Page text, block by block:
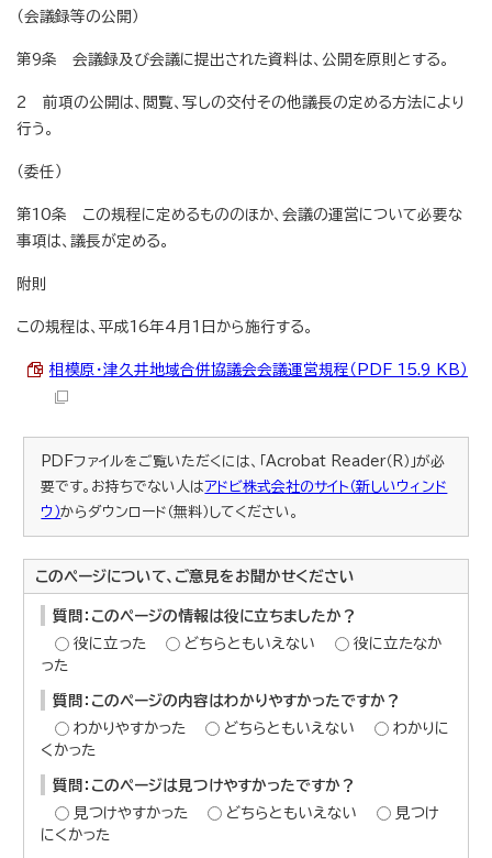
（会議録等の公開）
第9条 会議録及び会議に提出された資料は、公開を原則とする。
2 前項の公開は、閲覧、写しの交付その他議長の定める方法により
行う。
（委任）
第10条 この規程に定めるもののほか、会議の運営について必要な
事項は、議長が定める。
附則
この規程は、平成16年4月1日から施行する。
相模原・津久井地域合併協議会会議運営規程（PDF 15.9 KB）
PDFファイルをご覧いただくには、「Acrobat Reader（R）」が必
要です。お持ちでない人はアドビ株式会社のサイト（新しいウィンド
ウ）からダウンロード（無料）してください。
このページについて、ご意見をお聞かせください
質問：このページの情報は役に立ちましたか？
役に立った
どちらともいえない
役に立たなか
った
質問：このページの内容はわかりやすかったですか？
わかりやすかった
どちらともいえない
わかりに
くかった
質問：このページは見つけやすかったですか？
見つけやすかった
どちらともいえない
見つけ
にくかった